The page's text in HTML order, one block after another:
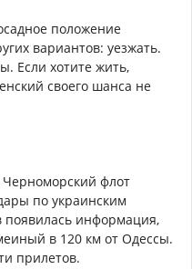
положение
вариантов: уезжать.
Если хотите жить,
своего шанса не
флот
по украинским
появилась информация,
в 120 км от Одессы.
прилетов.